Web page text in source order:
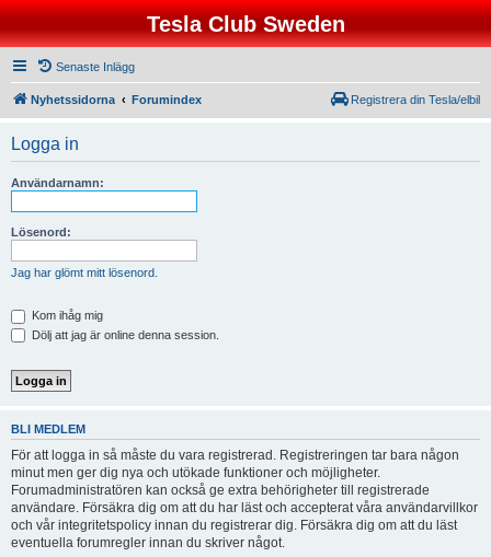
Tesla Club Sweden
Senaste Inlägg
Nyhetssidorna Forumindex Registrera din Tesla/elbil
Logga in
Användarnamn:
Lösenord:
Jag har glömt mitt lösenord.
Kom ihåg mig
Dölj att jag är online denna session.
BLI MEDLEM
För att logga in så måste du vara registrerad. Registreringen tar bara någon
minut men ger dig nya och utökade funktioner och möjligheter.
Forumadministratören kan också ge extra behörigheter till registrerade
användare. Försäkra dig om att du har läst och accepterat våra användarvillkor
och vår integritetspolicy innan du registrerar dig. Försäkra dig om att du läst
eventuella forumregler innan du skriver något.